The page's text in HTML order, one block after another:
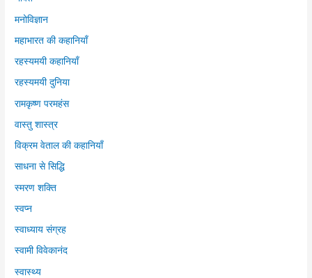
मनोविज्ञान
महाभारत की कहानियाँ
रहस्यमयी कहानियाँ
रहस्यमयी दुनिया
रामकृष्ण परमहंस
वास्तु शास्त्र
विक्रम वेताल की कहानियाँ
साधना से सिद्धि
स्मरण शक्ति
स्वप्न
स्वाध्याय संग्रह
स्वामी विवेकानंद
स्वास्थ्य